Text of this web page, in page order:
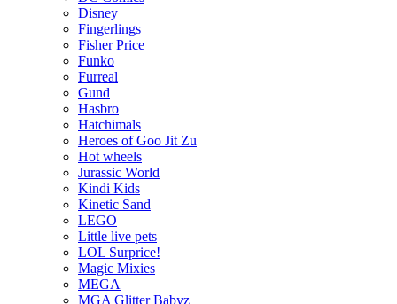
Disney
Fingerlings
Fisher Price
Funko
Furreal
Gund
Hasbro
Hatchimals
Heroes of Goo Jit Zu
Hot wheels
Jurassic World
Kindi Kids
Kinetic Sand
LEGO
Little live pets
LOL Surprice!
Magic Mixies
MEGA
MGA Glitter Babyz